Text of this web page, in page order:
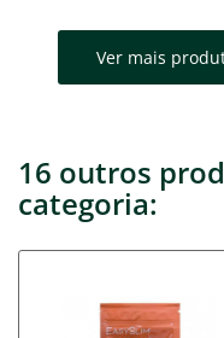
Ver mais
16 outros
categoria: